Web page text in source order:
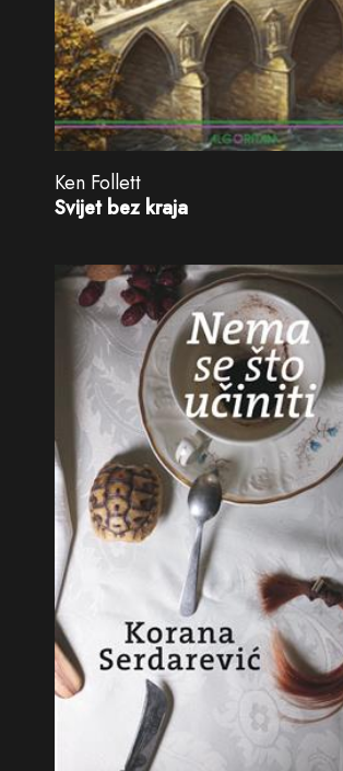
Ken Follett
Svijet bez kraja